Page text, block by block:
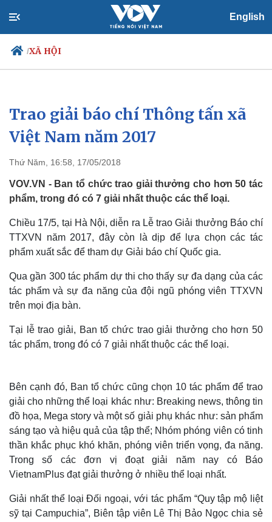
English
/XÃ HỘI
Chính trị
Đảng
Tổ chức nhân sự
Nhận diện sự thật
Xã hội
Tin 24h
Dự báo thời tiết
Việc làm
Biển đảo
Trao giải báo chí Thông tấn xã
Việt Nam năm 2017
Thứ Năm, 16:58, 17/05/2018
VOV.VN - Ban tổ chức trao giải thưởng cho hơn 50 tác
phẩm, trong đó có 7 giải nhất thuộc các thể loại.
Chiều 17/5, tại Hà Nội, diễn ra Lễ trao Giải thưởng Báo chí
TTXVN năm 2017, đây còn là dịp để lựa chọn các tác
phẩm xuất sắc để tham dự Giải báo chí Quốc gia.
Qua gần 300 tác phẩm dự thi cho thấy sự đa dạng của các
tác phẩm và sự đa năng của đội ngũ phóng viên TTXVN
trên mọi địa bàn.
Tại lễ trao giải, Ban tổ chức trao giải thưởng cho hơn 50
tác phẩm, trong đó có 7 giải nhất thuộc các thể loại.
Bên cạnh đó, Ban tổ chức cũng chọn 10 tác phẩm để trao
giải cho những thể loại khác như: Breaking news, thông tin
đồ họa, Mega story và một số giải phụ khác như: sản phẩm
sáng tạo và hiệu quả của tập thể; Nhóm phóng viên có tinh
thần khắc phục khó khăn, phóng viên triển vọng, đa năng.
Trong số các đơn vị đoạt giải năm nay có Báo
VietnamPlus đạt giải thưởng ở nhiều thể loại nhất.
Giải nhất thể loại Đối ngoại, với tác phẩm “Quy tập mộ liệt
sỹ tại Campuchia”, Biên tập viên Lê Thị Bảo Ngọc chia sẻ